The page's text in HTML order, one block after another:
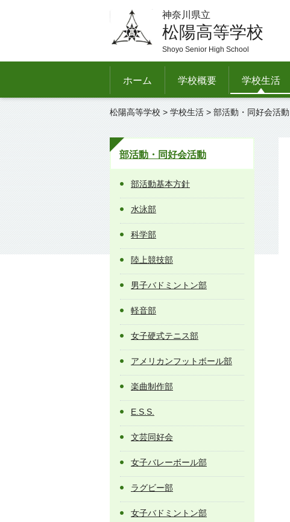
神奈川県立
松陽高等学校
Shoyo Senior High School
ホーム 学校概要 学校生活
松陽高等学校 > 学校生活 > 部活動・同好会活動
部活動・同好会活動
部活動基本方針
水泳部
科学部
陸上競技部
男子バドミントン部
軽音部
女子硬式テニス部
アメリカンフットボール部
楽曲制作部
E.S.S.
文芸同好会
女子バレーボール部
ラグビー部
女子バドミントン部